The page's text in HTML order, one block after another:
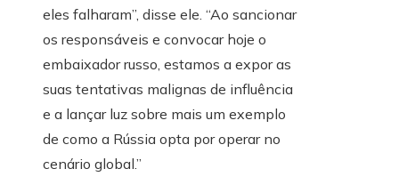
eles falharam”, disse ele. “Ao sancionar
os responsáveis ​​e convocar hoje o
embaixador russo, estamos a expor as
suas tentativas malignas de influência
e a lançar luz sobre mais um exemplo
de como a Rússia opta por operar no
cenário global.”